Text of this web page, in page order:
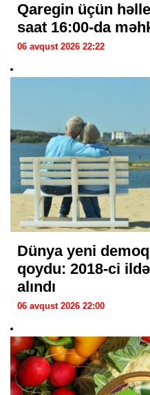
Qaregin üçün
saat 16:00-da
06 avqust 2026 22:22
Dünya yeni
qoydu: 2018-ci
alındı
06 avqust 2026 22:00